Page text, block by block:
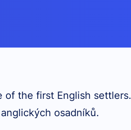
of the first English settlers.
osadníků.